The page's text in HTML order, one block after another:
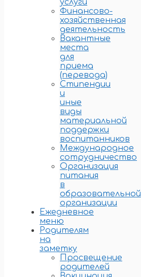
услуги
Финансово-
хозяйственная
деятельность
Вакантные
места
для
приема
(перевода)
Стипендии
и
иные
виды
материальной
поддержки
воспитанников
Международное
сотрудничество
Организация
питания
в
образовательной
организации
Ежедневное
меню
Родителям
на
заметку
Просвещение
родителей